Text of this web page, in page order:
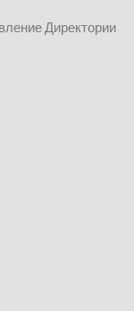
Директории